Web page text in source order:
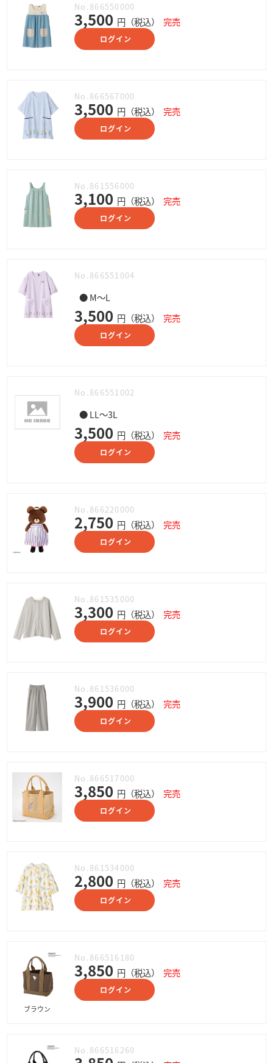
No.866550000
3,500 円（税込） 完売
ログイン
No.866567000
3,500 円（税込） 完売
ログイン
No.861556000
3,100 円（税込） 完売
ログイン
No.866551004
● M～L
3,500 円（税込） 完売
ログイン
No.866551002
● LL～3L
3,500 円（税込） 完売
ログイン
No.866220000
2,750 円（税込） 完売
ログイン
No.861535000
3,300 円（税込） 完売
ログイン
No.861536000
3,900 円（税込） 完売
ログイン
No.866517000
3,850 円（税込） 完売
ログイン
No.861534000
2,800 円（税込） 完売
ログイン
ブラウン
No.866516180
3,850 円（税込） 完売
ログイン
No.866516260